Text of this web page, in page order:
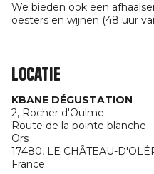
We bieden ook een
oesters en wijnen (48 uur
Locatie
KBANE DÉGUSTATION
2, Rocher d'Oulme
Route de la pointe blanche
Ors
17480, LE CHÂTEAU-
France